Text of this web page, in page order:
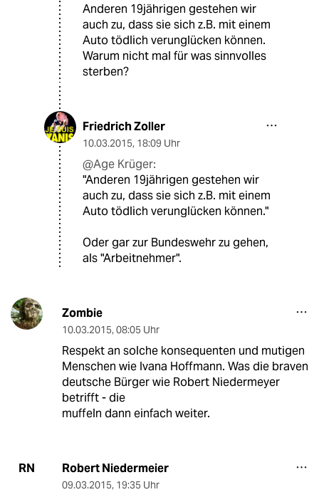
Anderen 19jährigen gestehen wir
auch zu, dass sie sich z.B. mit einem
Auto tödlich verunglücken können.
Warum nicht mal für was sinnvolles
sterben?
Friedrich Zoller
10.03.2015, 18:09 Uhr
@Age Krüger:
"Anderen 19jährigen gestehen wir
auch zu, dass sie sich z.B. mit einem
Auto tödlich verunglücken können."
Oder gar zur Bundeswehr zu gehen,
als "Arbeitnehmer".
Zombie
10.03.2015, 08:05 Uhr
Respekt an solche konsequenten und mutigen
Menschen wie Ivana Hoffmann. Was die braven
deutsche Bürger wie Robert Niedermeyer
betrifft - die
muffeln dann einfach weiter.
RN Robert Niedermeier
09.03.2015, 19:35 Uhr